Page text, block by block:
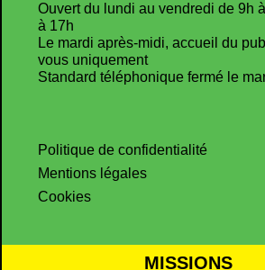
Ouvert du lundi au vendredi de 9h
à 17h
Le mardi après-midi, accueil du
vous uniquement
Standard téléphonique fermé le
Politique de confidentialité
Mentions légales
Cookies
MISSIONS